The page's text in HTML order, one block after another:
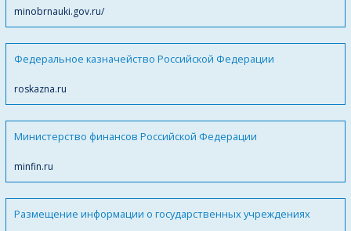
minobrnauki.gov.ru/
Федеральное казначейство Российской Федерации
roskazna.ru
Министерство финансов Российской Федерации
minfin.ru
Размещение информации о государственных учреждениях